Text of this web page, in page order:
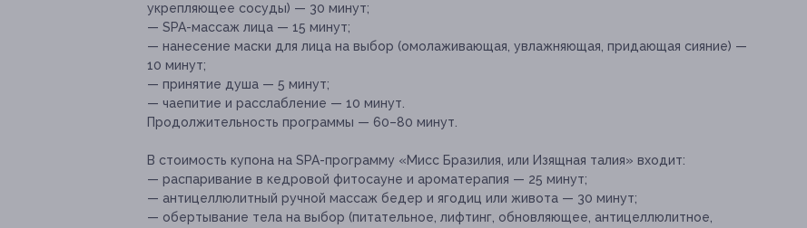
укрепляющее сосуды) — 30 минут;
— SPA-массаж лица — 15 минут;
— нанесение маски для лица на выбор (омолаживающая, увлажняющая, придающая сияние) —
10 минут;
— принятие душа — 5 минут;
— чаепитие и расслабление — 10 минут.
Продолжительность программы — 60–80 минут.
В стоимость купона на SPA-программу «Мисс Бразилия, или Изящная талия» входит:
— распаривание в кедровой фитосауне и ароматерапия — 25 минут;
— антицеллюлитный ручной массаж бедер и ягодиц или живота — 30 минут;
— обертывание тела на выбор (питательное, лифтинг, обновляющее, антицеллюлитное,